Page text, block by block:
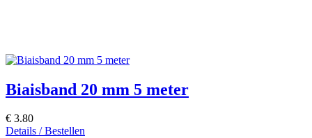
Biaisband 20 mm 5 meter
€ 3.80
Details / Bestellen